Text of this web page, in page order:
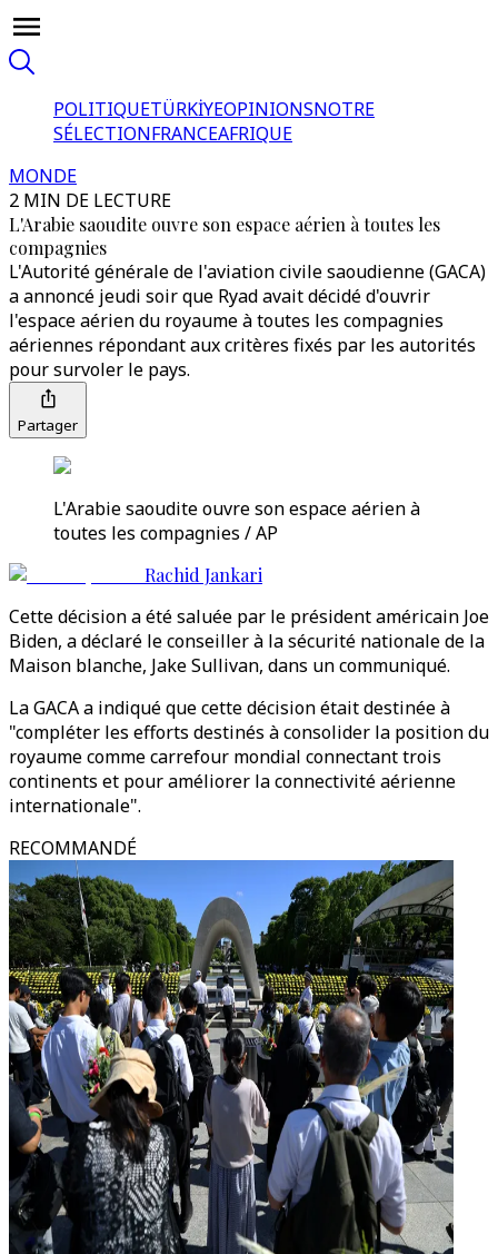
POLITIQUETÜRKİYEOPINIONSNOTRE
SÉLECTIONFRANCEAFRIQUE
MONDE
2 MIN DE LECTURE
L'Arabie saoudite ouvre son espace aérien à toutes les
compagnies
L'Autorité générale de l'aviation civile saoudienne (GACA)
a annoncé jeudi soir que Ryad avait décidé d'ouvrir
l'espace aérien du royaume à toutes les compagnies
aériennes répondant aux critères fixés par les autorités
pour survoler le pays.
Partager
L'Arabie saoudite ouvre son espace aérien à
toutes les compagnies / AP
Rachid Jankari
Cette décision a été saluée par le président américain Joe
Biden, a déclaré le conseiller à la sécurité nationale de la
Maison blanche, Jake Sullivan, dans un communiqué.
La GACA a indiqué que cette décision était destinée à
"compléter les efforts destinés à consolider la position du
royaume comme carrefour mondial connectant trois
continents et pour améliorer la connectivité aérienne
internationale".
RECOMMANDÉ